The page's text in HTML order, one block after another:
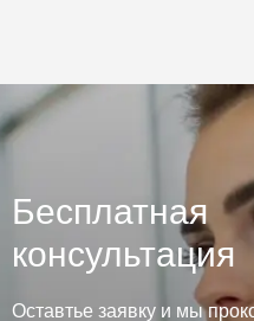
Бесплатная
консультация
Оставтье заявку и мы